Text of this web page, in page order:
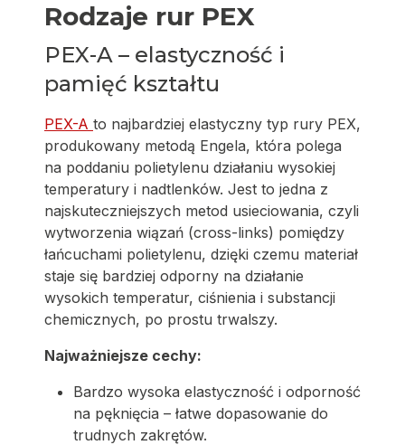
Rodzaje rur PEX
PEX-A – elastyczność i
pamięć kształtu
PEX-A to najbardziej elastyczny typ rury PEX,
produkowany metodą Engela, która polega
na poddaniu polietylenu działaniu wysokiej
temperatury i nadtlenków. Jest to jedna z
najskuteczniejszych metod usieciowania, czyli
wytworzenia wiązań (cross-links) pomiędzy
łańcuchami polietylenu, dzięki czemu materiał
staje się bardziej odporny na działanie
wysokich temperatur, ciśnienia i substancji
chemicznych, po prostu trwalszy.
Najważniejsze cechy:
Bardzo wysoka elastyczność i odporność
na pęknięcia – łatwe dopasowanie do
trudnych zakrętów.